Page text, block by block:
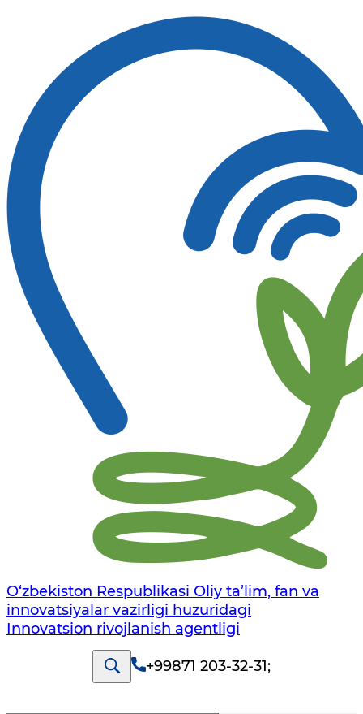
O‘zbekiston Respublikasi Oliy ta’lim, fan va
innovatsiyalar vazirligi huzuridagi
Innovatsion rivojlanish agentligi
+99871 203-32-31;